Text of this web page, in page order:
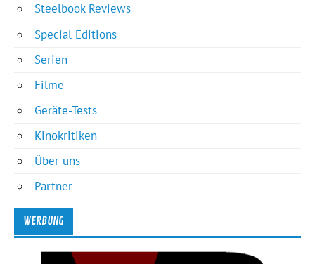
Steelbook Reviews
Special Editions
Serien
Filme
Geräte-Tests
Kinokritiken
Über uns
Partner
WERBUNG